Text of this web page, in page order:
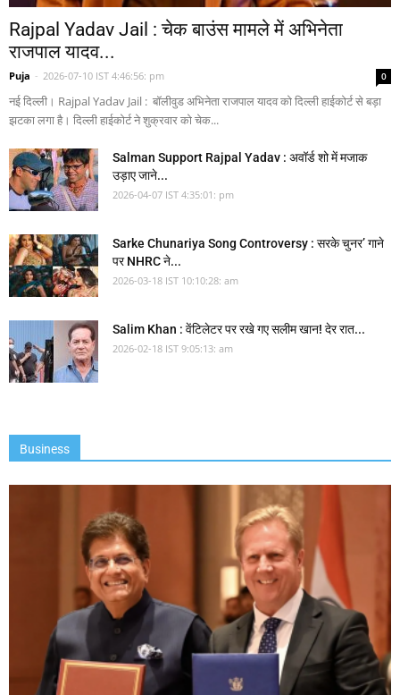
Rajpal Yadav Jail : चेक बाउंस मामले में अभिनेता
राजपाल यादव...
Puja - 2026-07-10 IST 4:46:56: pm 0
नई दिल्ली। Rajpal Yadav Jail : बॉलीवुड अभिनेता राजपाल यादव को दिल्ली हाईकोर्ट से बड़ा
झटका लगा है। दिल्ली हाईकोर्ट ने शुक्रवार को चेक...
Salman Support Rajpal Yadav : अवॉर्ड शो में मजाक
उड़ाए जाने...
2026-04-07 IST 4:35:01: pm
Sarke Chunariya Song Controversy : सरके चुनर’ गाने
पर NHRC ने...
2026-03-18 IST 10:10:28: am
Salim Khan : वेंटिलेटर पर रखे गए सलीम खान! देर रात...
2026-02-18 IST 9:05:13: am
Business